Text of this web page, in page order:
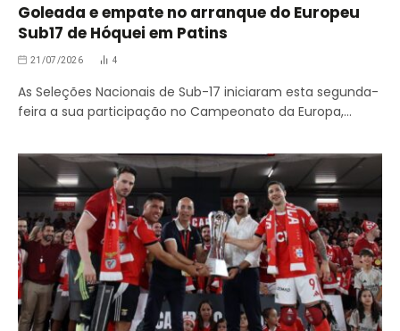
Goleada e empate no arranque do Europeu
Sub17 de Hóquei em Patins
21/07/2026 4
As Seleções Nacionais de Sub-17 iniciaram esta segunda-
feira a sua participação no Campeonato da Europa,…